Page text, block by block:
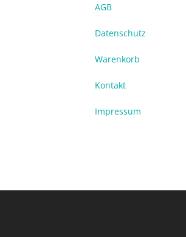
AGB
Datenschutz
Warenkorb
Kontakt
Impressum